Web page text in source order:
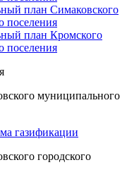
план Симаковского
поселения
план Кромского
поселения
муниципального
газификации
городского